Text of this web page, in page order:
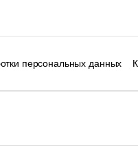
персональных данных